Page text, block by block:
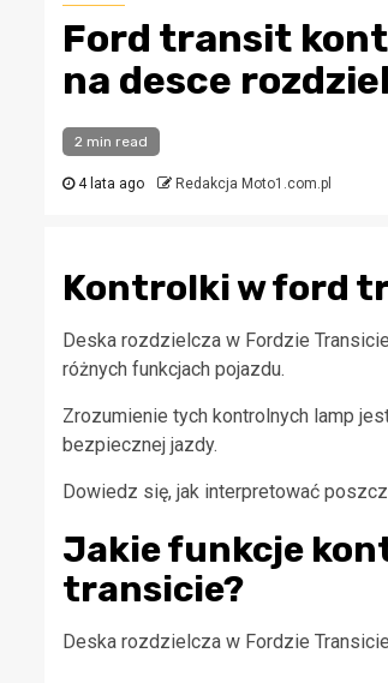
Ford transit
na desce
2 min read
4 lata ago Redakcja Moto1.com.pl
Kontrolki w ford
Deska rozdzielcza w Fordzie
różnych funkcjach pojazdu.
Zrozumienie tych kontrolnych lamp
bezpiecznej jazdy.
Dowiedz się, jak interpretować
Jakie funkcje
transicie?
Deska rozdzielcza w Fordzie